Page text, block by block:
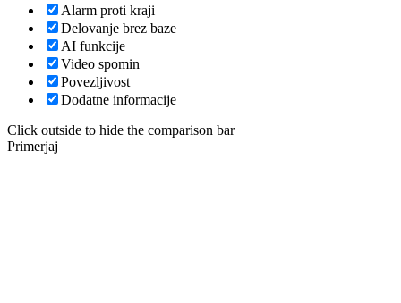
Alarm proti kraji
Delovanje brez baze
AI funkcije
Video spomin
Povezljivost
Dodatne informacije
Click outside to hide the comparison bar
Primerjaj